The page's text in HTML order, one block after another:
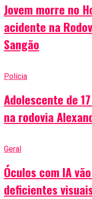
Jovem morre no
acidente na
Sangão
Polícia
Adolescente de
na rodovia
Geral
Óculos com IA
deficientes